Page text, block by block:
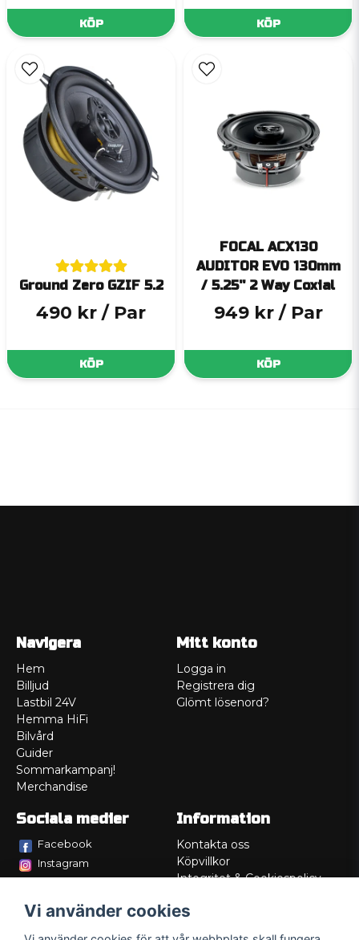
KÖP KÖP
Ground Zero GZIF 5.2
490 kr / Par
KÖP
FOCAL ACX130
AUDITOR EVO 130mm
/ 5.25'' 2 Way Coxial
949 kr / Par
KÖP
Navigera
Hem
Billjud
Lastbil 24V
Hemma HiFi
Bilvård
Guider
Sommarkampanj!
Merchandise
Mitt konto
Logga in
Registrera dig
Glömt lösenord?
Sociala medier
Facebook
Instagram
Information
Kontakta oss
Köpvillkor
Integritet & Cookiespolicy
Service/Garanti
Vi använder cookies